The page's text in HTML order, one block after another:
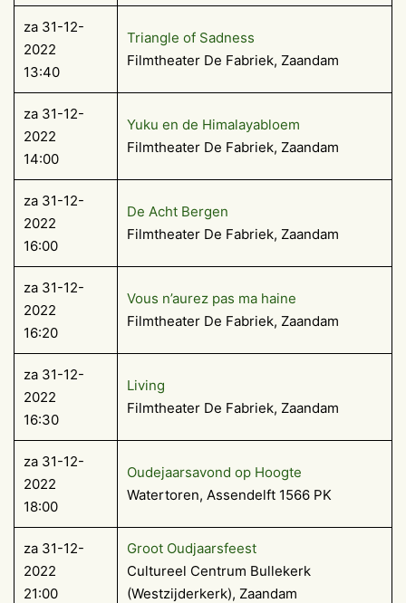
za 31-12-
2022
13:40
Triangle of Sadness
Filmtheater De Fabriek, Zaandam
za 31-12-
2022
14:00
Yuku en de Himalayabloem
Filmtheater De Fabriek, Zaandam
za 31-12-
2022
16:00
De Acht Bergen
Filmtheater De Fabriek, Zaandam
za 31-12-
2022
16:20
Vous n’aurez pas ma haine
Filmtheater De Fabriek, Zaandam
za 31-12-
2022
16:30
Living
Filmtheater De Fabriek, Zaandam
za 31-12-
2022
18:00
Oudejaarsavond op Hoogte
Watertoren, Assendelft 1566 PK
za 31-12-
2022
21:00
Groot Oudjaarsfeest
Cultureel Centrum Bullekerk
(Westzijderkerk), Zaandam